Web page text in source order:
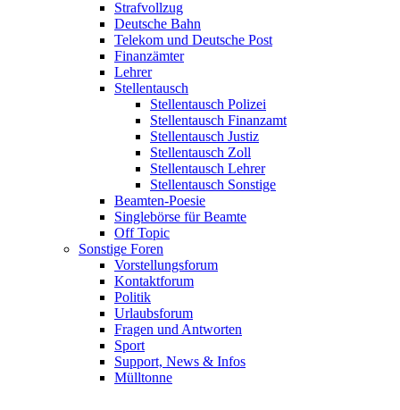
Strafvollzug
Deutsche Bahn
Telekom und Deutsche Post
Finanzämter
Lehrer
Stellentausch
Stellentausch Polizei
Stellentausch Finanzamt
Stellentausch Justiz
Stellentausch Zoll
Stellentausch Lehrer
Stellentausch Sonstige
Beamten-Poesie
Singlebörse für Beamte
Off Topic
Sonstige Foren
Vorstellungsforum
Kontaktforum
Politik
Urlaubsforum
Fragen und Antworten
Sport
Support, News & Infos
Mülltonne